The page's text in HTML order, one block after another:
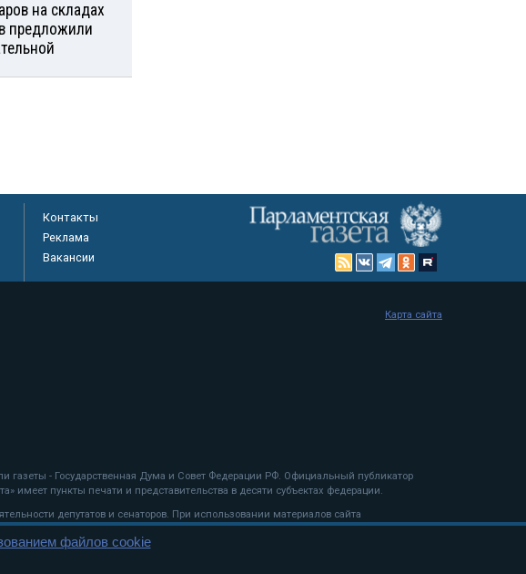
на складах
предложили
Контакты
Реклама
Вакансии
газеты - Государственная Дума и Совет Федерации РФ. Официальный публикатор
имеет пункты печати и представительства в десяти субъектах федерации.
депутатов и сенаторов. При использовании материалов сайта
Карта сайта
файлов cookie